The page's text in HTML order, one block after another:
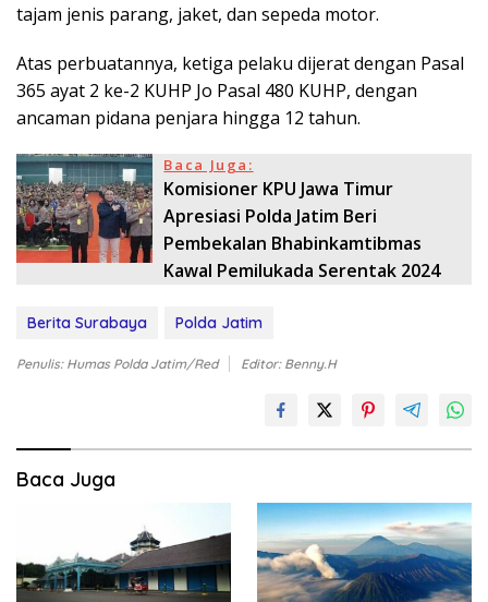
tajam jenis parang, jaket, dan sepeda motor.
Atas perbuatannya, ketiga pelaku dijerat dengan Pasal
365 ayat 2 ke-2 KUHP Jo Pasal 480 KUHP, dengan
ancaman pidana penjara hingga 12 tahun.
Baca Juga:
Komisioner KPU Jawa Timur
Apresiasi Polda Jatim Beri
Pembekalan Bhabinkamtibmas
Kawal Pemilukada Serentak 2024
Berita Surabaya Polda Jatim
Penulis: Humas Polda Jatim/Red Editor: Benny.H
Baca Juga